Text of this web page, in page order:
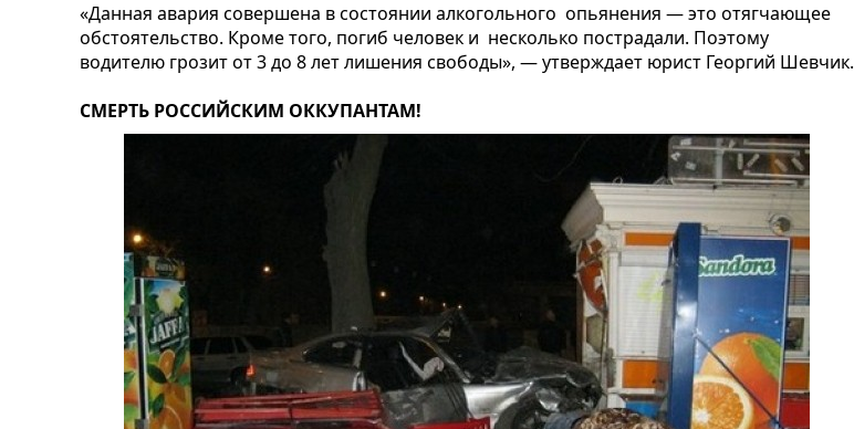
«Данная авария совершена в состоянии алкогольного опьянения — это отягчающее
обстоятельство. Кроме того, погиб человек и несколько пострадали. Поэтому
водителю грозит от 3 до 8 лет лишения свободы», — утверждает юрист Георгий Шевчик.
СМЕРТЬ РОССИЙСКИМ ОККУПАНТАМ!